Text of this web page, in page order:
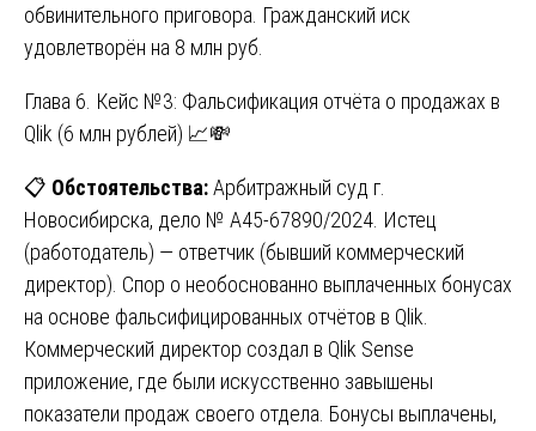
обвинительного приговора. Гражданский иск
удовлетворён на 8 млн руб.
Глава 6. Кейс №3: Фальсификация отчёта о продажах в
Qlik (6 млн рублей) 📈💸
📋 Обстоятельства:Арбитражный суд г.
Новосибирска, дело № А45-67890/2024. Истец
(работодатель) — ответчик (бывший коммерческий
директор). Спор о необоснованно выплаченных бонусах
на основе фальсифицированных отчётов в Qlik.
Коммерческий директор создал в Qlik Sense
приложение, где были искусственно завышены
показатели продаж своего отдела. Бонусы выплачены,